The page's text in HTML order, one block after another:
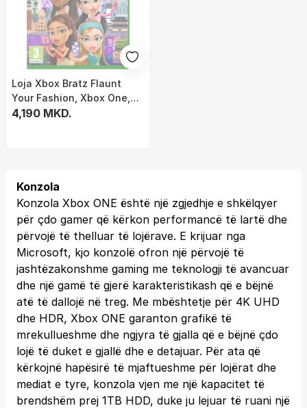
Loja Xbox Bratz Flaunt
Your Fashion, Xbox One,
Xbox Series X, multicolor
4,190 MKD.
Konzola
Konzola Xbox ONE është një zgjedhje e shkëlqyer
për çdo gamer që kërkon performancë të lartë dhe
përvojë të thelluar të lojërave. E krijuar nga
Microsoft, kjo konzolë ofron një përvojë të
jashtëzakonshme gaming me teknologji të avancuar
dhe një gamë të gjerë karakteristikash që e bëjnë
atë të dallojë në treg. Me mbështetje për 4K UHD
dhe HDR, Xbox ONE garanton grafikë të
mrekullueshme dhe ngjyra të gjalla që e bëjnë çdo
lojë të duket e gjallë dhe e detajuar. Për ata që
kërkojnë hapësirë të mjaftueshme për lojërat dhe
mediat e tyre, konzola vjen me një kapacitet të
brendshëm prej 1TB HDD, duke ju lejuar të ruani një